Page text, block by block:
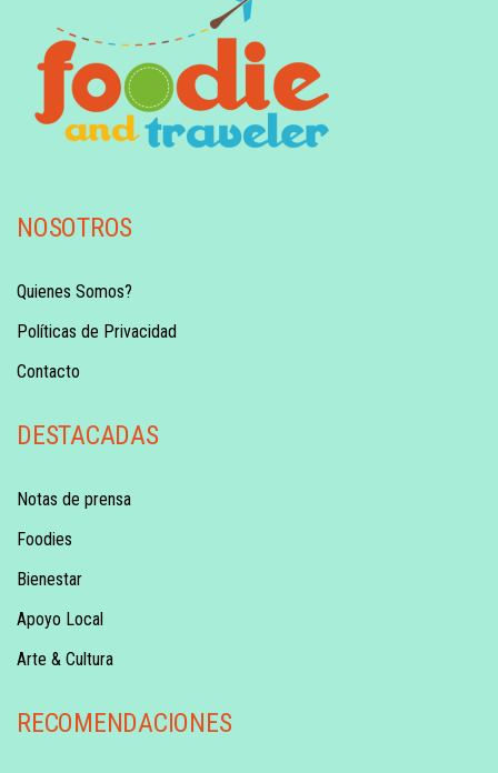
NOSOTROS
Quienes Somos?
Políticas de Privacidad
Contacto
DESTACADAS
Notas de prensa
Foodies
Bienestar
Apoyo Local
Arte & Cultura
RECOMENDACIONES